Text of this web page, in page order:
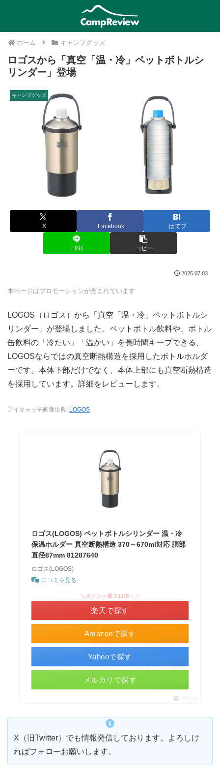
ホーム キャンプグッズ
ロゴスから「真空「温・冷」ペットボトルシ
リンダー」登場
キャンプグッズ
X Facebook はてブ
LINE コピー
2025.07.03
本ページはプロモーションが含まれています
LOGOS（ロゴス）から「真空「温・冷」ペットボトルシ
リンダー」が登場しました。ペットボトル飲料や、ボトル
缶飲料の「冷たい」「温かい」を長時間キープできる、
LOGOSならではの真空断熱構造を採用したボトルホルダ
ーです。本体下部だけでなく、本体上部にも真空断熱構造
を採用しています。詳細をレビューします。
アイキャッチ画像出典: LOGOS
ロゴス(LOGOS) ペットボトルシリンダー 温・冷
保温ホルダー 真空断熱構造 370～670ml対応 胴部
直径87mm 81287640
ロゴス(LOGOS)
口コミを見る
Amazonで探す
＼ポイント最大11倍！／
楽天で探す
Yahooで探す
メルカリで探す
ポチップ
X（旧Twitter）でも情報発信しております。よろしけ
ればフォローお願いします。